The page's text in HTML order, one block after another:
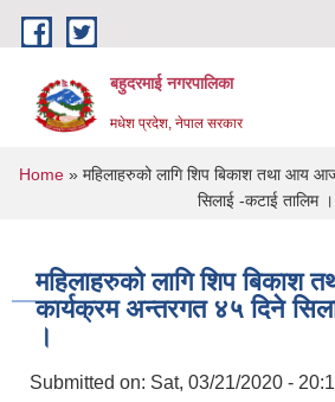
Skip to main content
बहुदरमाई नगरपालिका
मधेश प्रदेश, नेपाल सरकार
You are here
Home » महिलाहरुको लागि शिप बिकाश तथा आय
सिलाई -कटाई तालिम ।
महिलाहरुको लागि शिप बिकाश
कार्यक्रम अन्तरगत ४५ दिने
।
Submitted on: Sat, 03/21/2020 -